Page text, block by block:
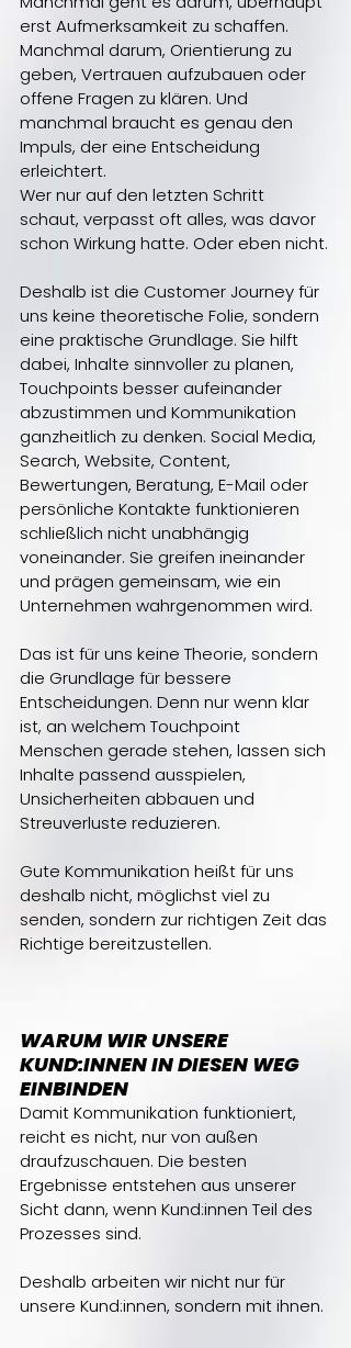
erst Aufmerksamkeit zu schaffen.
Manchmal darum, Orientierung zu
geben, Vertrauen aufzubauen oder
offene Fragen zu klären. Und
manchmal braucht es genau den
Impuls, der eine Entscheidung
erleichtert.
Wer nur auf den letzten Schritt
schaut, verpasst oft alles, was davor
schon Wirkung hatte. Oder eben nicht.
Deshalb ist die Customer Journey für
uns keine theoretische Folie, sondern
eine praktische Grundlage. Sie hilft
dabei, Inhalte sinnvoller zu planen,
Touchpoints besser aufeinander
abzustimmen und Kommunikation
ganzheitlich zu denken. Social Media,
Search, Website, Content,
Bewertungen, Beratung, E-Mail oder
persönliche Kontakte funktionieren
schließlich nicht unabhängig
voneinander. Sie greifen ineinander
und prägen gemeinsam, wie ein
Unternehmen wahrgenommen wird.
Das ist für uns keine Theorie, sondern
die Grundlage für bessere
Entscheidungen. Denn nur wenn klar
ist, an welchem Touchpoint
Menschen gerade stehen, lassen sich
Inhalte passend ausspielen,
Unsicherheiten abbauen und
Streuverluste reduzieren.
Gute Kommunikation heißt für uns
deshalb nicht, möglichst viel zu
senden, sondern zur richtigen Zeit das
Richtige bereitzustellen.
WARUM WIR UNSERE
KUND:INNEN IN DIESEN WEG
EINBINDEN
Damit Kommunikation funktioniert,
reicht es nicht, nur von außen
draufzuschauen. Die besten
Ergebnisse entstehen aus unserer
Sicht dann, wenn Kund:innen Teil des
Prozesses sind.
Deshalb arbeiten wir nicht nur für
unsere Kund:innen, sondern mit ihnen.